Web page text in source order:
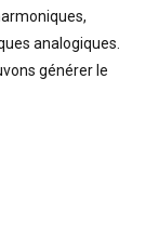
analogiques.
générer le